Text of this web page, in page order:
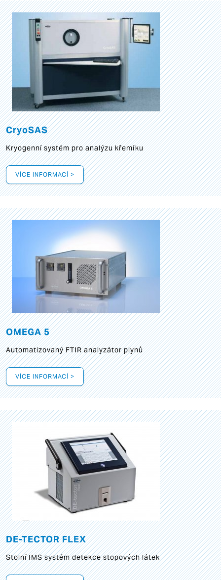
CryoSAS
Kryogenní systém pro analýzu křemíku
VÍCE INFORMACÍ >
OMEGA 5
Automatizovaný FTIR analyzátor plynů
VÍCE INFORMACÍ >
DE-TECTOR FLEX
Stolní IMS systém detekce stopových látek